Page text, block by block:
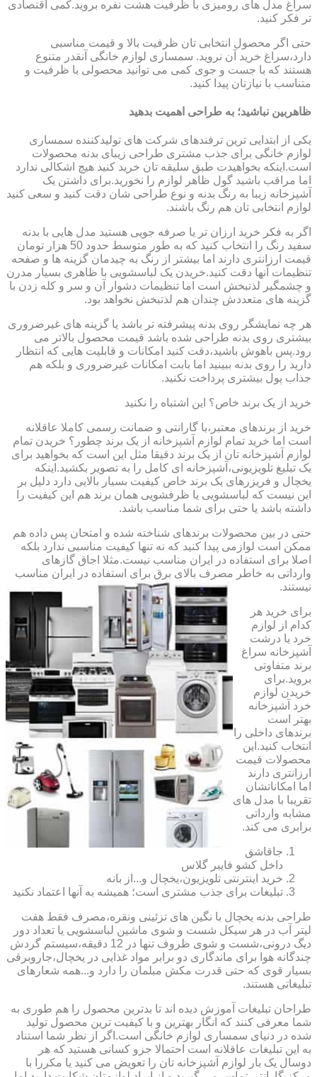
سراغ مدل های رومیزی با ظرفیت هشت نفره بروید.کمی اقتصادی
تر فکر کنید.
حتی اگر محصول انتخابی تان ظرفیت بالا و قیمت مناسبی
دارد،سراغ خرید آن نروید. سمساری لوازم خانگی آنقدر متنوع
هستند که با جست و جوی کمی می توانید محصولی با ظرفیت و
متناسب با نیازتان پیدا کنید.
ظاهربین نباشید؛ به طراحی اهمیت بدهید
یکی از ابتدایی ترین ترفندهای شرکت های تولیدکننده سمساری
لوازم خانگی برای جذب مشتری طراحی زیبای بدنه محصولات
است.اینکه بخواهیدت طبق سلیقه تان خرید کنید هیچ اشکالی ندارد
اما مراقب باشید گول ظاهر لوازم را نخورید.برای داشتن یک
آشپزخانه زیبا به رنگ بدنه و نوع طراحی شان دقت کنید و سعی کنید
لوازم انتخابی تان هم رنگ باشند.
اگر به فکر خرید ارزان تر یا صرفه جویی هستید مدل هایی با بدنه
سفید رنگ را انتخاب کنید که به طور متوسط حدود 50 هزار تومان
قیمت ارزانتری دارند اما بیشتر از رنگ به چیدمان گزینه ها و صفحه
تنظیمات آنها دقت کنید.خریدن یک لباسشویی با ظاهری بسیار مدرن
و چشمگیر لذتبخش است اما تنظیمات دشوار آن و سر و کله زدن با
گزینه های متعددش چندان هم لذتبخش نخواهد بود.
هر چه نمایشگر روی بدنه پیشرفته تر باشد یا گزینه های غیرضروری
بیشتری روی بدنه طراحی شده باشد قیمت محصول بالاتر می
رود.پس باهوش باشید،دقت کنید امکانات و قابلیت هایی که انتظار
دارید را روی بدنه ببینید اما بابت امکانات غیرضروری و بلکه هم
جذاب پول بیشتری پرداخت نکنید.
خرید از یک برند خاص؟ این اشتباه را نکنید
خرید از برندهای معتبر،با گارانتی و ضمانت رسمی کاملا عاقلانه
است اما خرید تمام لوازم آشپزخانه از یک برند چطور؟ خریدن تمام
لوازم آشپزخانه تان از یک برند دقیقا مثل این است که بخواهید برای
یک تبلیغ تلویزیونی،آشپزخانه ای کامل را به تصویر بکشید.اینکه
یخچال و فریزرهای یک برند خاص کیفیت بسیار بالایی دارد دلیل بر
این نیست که لباسشویی یا ظرفشویی همان برند هم این کیفیت را
داشته باشد یا حتی برای شما مناسب باشد.
حتی در بین محصولات برندهای شناخته شده و امتحان پس داده هم
ممکن است لوازمی پیدا کنید که نه تنها کیفیت مناسبی ندارد بلکه
اصلا برای استفاده در ایران مناسب نیست.مثلا اجاق گازهای
وارداتی به خاطر مصرف بالای برق برای استفاده در ایران مناسب
نیستند.
برای خرید هر
کدام از لوازم
خرد یا درشت
آشپزخانه سراغ
برند متفاوتی
بروید.برای
خریدن لوازم
خرد آشپزخانه
بهتر است
برندهای داخلی را
انتخاب کنید.این
محصولات قیمت
ارزانتری دارند
اما امکاناتشان
تقریبا با مدل های
مشابه وارداتی
برابری می کند.
جاقاشق
داخل کشو فایبر گلاس
خرید اینترنتی تلویزیون،یخچال و...از بانه
تبلیغات برای جذب مشتری است؛ همیشه به آنها اعتماد نکنید
طراحی بدنه یخچال با نگین های تزئینی ونقره،مصرف فقط هفت
لیتر آب در هر سیکل شست و شوی ماشین لباسشویی یا تعداد دور
دیگ درونی،شست و شوی ظروف تنها در 12 دقیقه،سیستم گردش
چندگانه هوا برای ماندگاری دو برابر مواد غذایی در یخچال،جاروبرقی
بسیار قوی که حتی قدرت مکش مبلمان را دارد و...همه شعارهای
تبلیغاتی هستند.
طراحان تبلیغات آموزش دیده اند تا بدترین محصول را هم طوری به
شما معرفی کنند که انگار بهترین و با کیفیت ترین محصول تولید
شده در دنیای سمساری لوازم خانگی است.اگر از نظر شما استناد
به این تبلیغات عاقلانه است احتمالا جزو کسانی هستید که هر
دوسال یک بار لوازم آشپزخانه تان را تعویض می کنید یا مکررا با